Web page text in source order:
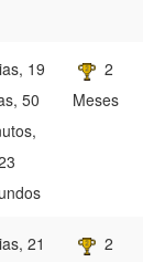
19
50
2
Meses
21
2